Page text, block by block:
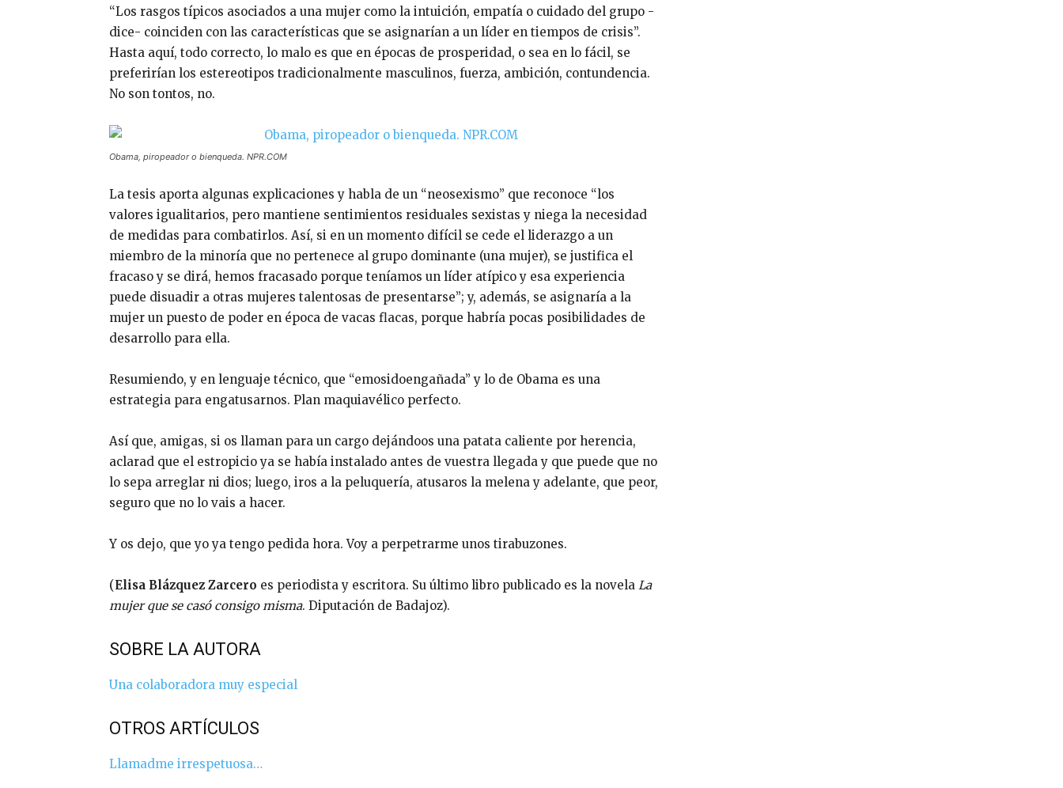
“Los rasgos típicos asociados a una mujer como la intuición, empatía o cuidado del grupo -
dice- coinciden con las características que se asignarían a un líder en tiempos de crisis”.
Hasta aquí, todo correcto, lo malo es que en épocas de prosperidad, o sea en lo fácil, se
preferirían los estereotipos tradicionalmente masculinos, fuerza, ambición, contundencia.
No son tontos, no.
Obama, piropeador o bienqueda. NPR.COM
La tesis aporta algunas explicaciones y habla de un “neosexismo” que reconoce “los
valores igualitarios, pero mantiene sentimientos residuales sexistas y niega la necesidad
de medidas para combatirlos. Así, si en un momento difícil se cede el liderazgo a un
miembro de la minoría que no pertenece al grupo dominante (una mujer), se justifica el
fracaso y se dirá, hemos fracasado porque teníamos un líder atípico y esa experiencia
puede disuadir a otras mujeres talentosas de presentarse”; y, además, se asignaría a la
mujer un puesto de poder en época de vacas flacas, porque habría pocas posibilidades de
desarrollo para ella.
Resumiendo, y en lenguaje técnico, que “emosidoengañada” y lo de Obama es una
estrategia para engatusarnos. Plan maquiavélico perfecto.
Así que, amigas, si os llaman para un cargo dejándoos una patata caliente por herencia,
aclarad que el estropicio ya se había instalado antes de vuestra llegada y que puede que no
lo sepa arreglar ni dios; luego, iros a la peluquería, atusaros la melena y adelante, que peor,
seguro que no lo vais a hacer.
Y os dejo, que yo ya tengo pedida hora. Voy a perpetrarme unos tirabuzones.
(Elisa Blázquez Zarcero es periodista y escritora. Su último libro publicado es la novela La
mujer que se casó consigo misma. Diputación de Badajoz).
SOBRE LA AUTORA
Una colaboradora muy especial
OTROS ARTÍCULOS
Llamadme irrespetuosa…